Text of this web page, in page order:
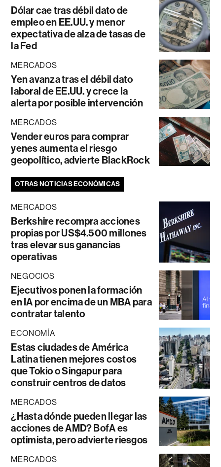
Dólar cae tras débil dato de
empleo en EE.UU. y menor
expectativa de alza de tasas de
la Fed
MERCADOS
Yen avanza tras el débil dato
laboral de EE.UU. y crece la
alerta por posible intervención
MERCADOS
Vender euros para comprar
yenes aumenta el riesgo
geopolítico, advierte BlackRock
OTRAS NOTICIAS ECONÓMICAS
MERCADOS
Berkshire recompra acciones
propias por US$4.500 millones
tras elevar sus ganancias
operativas
NEGOCIOS
Ejecutivos ponen la formación
en IA por encima de un MBA para
contratar talento
ECONOMÍA
Estas ciudades de América
Latina tienen mejores costos
que Tokio o Singapur para
construir centros de datos
MERCADOS
¿Hasta dónde pueden llegar las
acciones de AMD? BofA es
optimista, pero advierte riesgos
MERCADOS